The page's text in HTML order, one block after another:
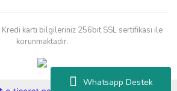
Whatsapp Destek
Kredi kartı bilgileriniz 256bit SSL sertifikası ile
korunmaktadır.